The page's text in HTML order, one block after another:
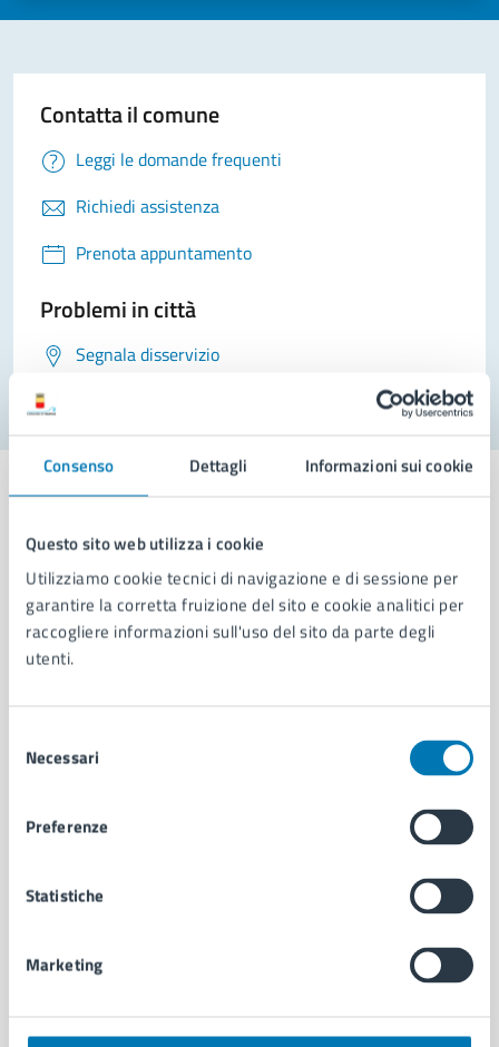
Consenso Dettagli Informazioni sui cookie
Questo sito web utilizza i cookie
Utilizziamo cookie tecnici di navigazione e di sessione per
garantire la corretta fruizione del sito e cookie analitici per
raccogliere informazioni sull'uso del sito da parte degli
utenti.
delNecessari
Preferenze
Statistiche
Marketing
Contatta il comune
Leggi le domande frequenti
Richiedi assistenza
Prenota appuntamento
Problemi in città
Segnala disservizio
Comune di Napoli
AMMINISTRAZIONE
Aree amministrative
Uffici
Personale amministrativo
Intranet, posta aziendale e protocollo
CATEGORIE DI SERVIZIO